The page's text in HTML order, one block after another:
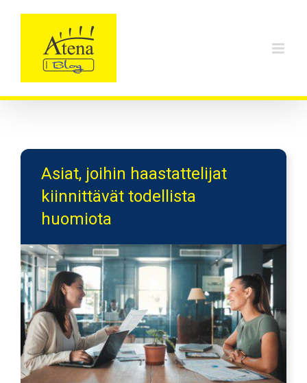
Asiat, joihin haastattelijat
kiinnittävät todellista
huomiota